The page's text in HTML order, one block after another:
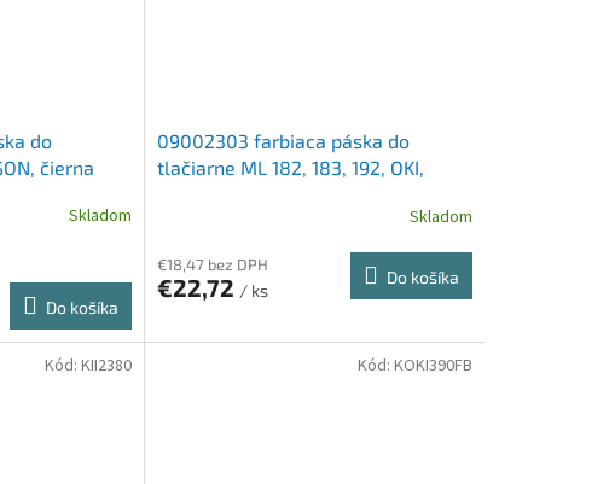
do
čierna
Skladom
Do košíka
09002303 farbiaca páska do
tlačiarne ML 182, 183, 192, OKI,
Skladom
€18,47 bez DPH
€22,72 / ks
Do košíka
Kód: KII2380 Kód: KOKI390FB